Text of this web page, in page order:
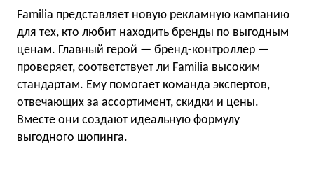
Familia представляет новую рекламную кампанию
для тех, кто любит находить бренды по выгодным
ценам. Главный герой — бренд-контроллер —
проверяет, соответствует ли Familia высоким
стандартам. Ему помогает команда экспертов,
отвечающих за ассортимент, скидки и цены.
Вместе они создают идеальную формулу
выгодного шопинга.